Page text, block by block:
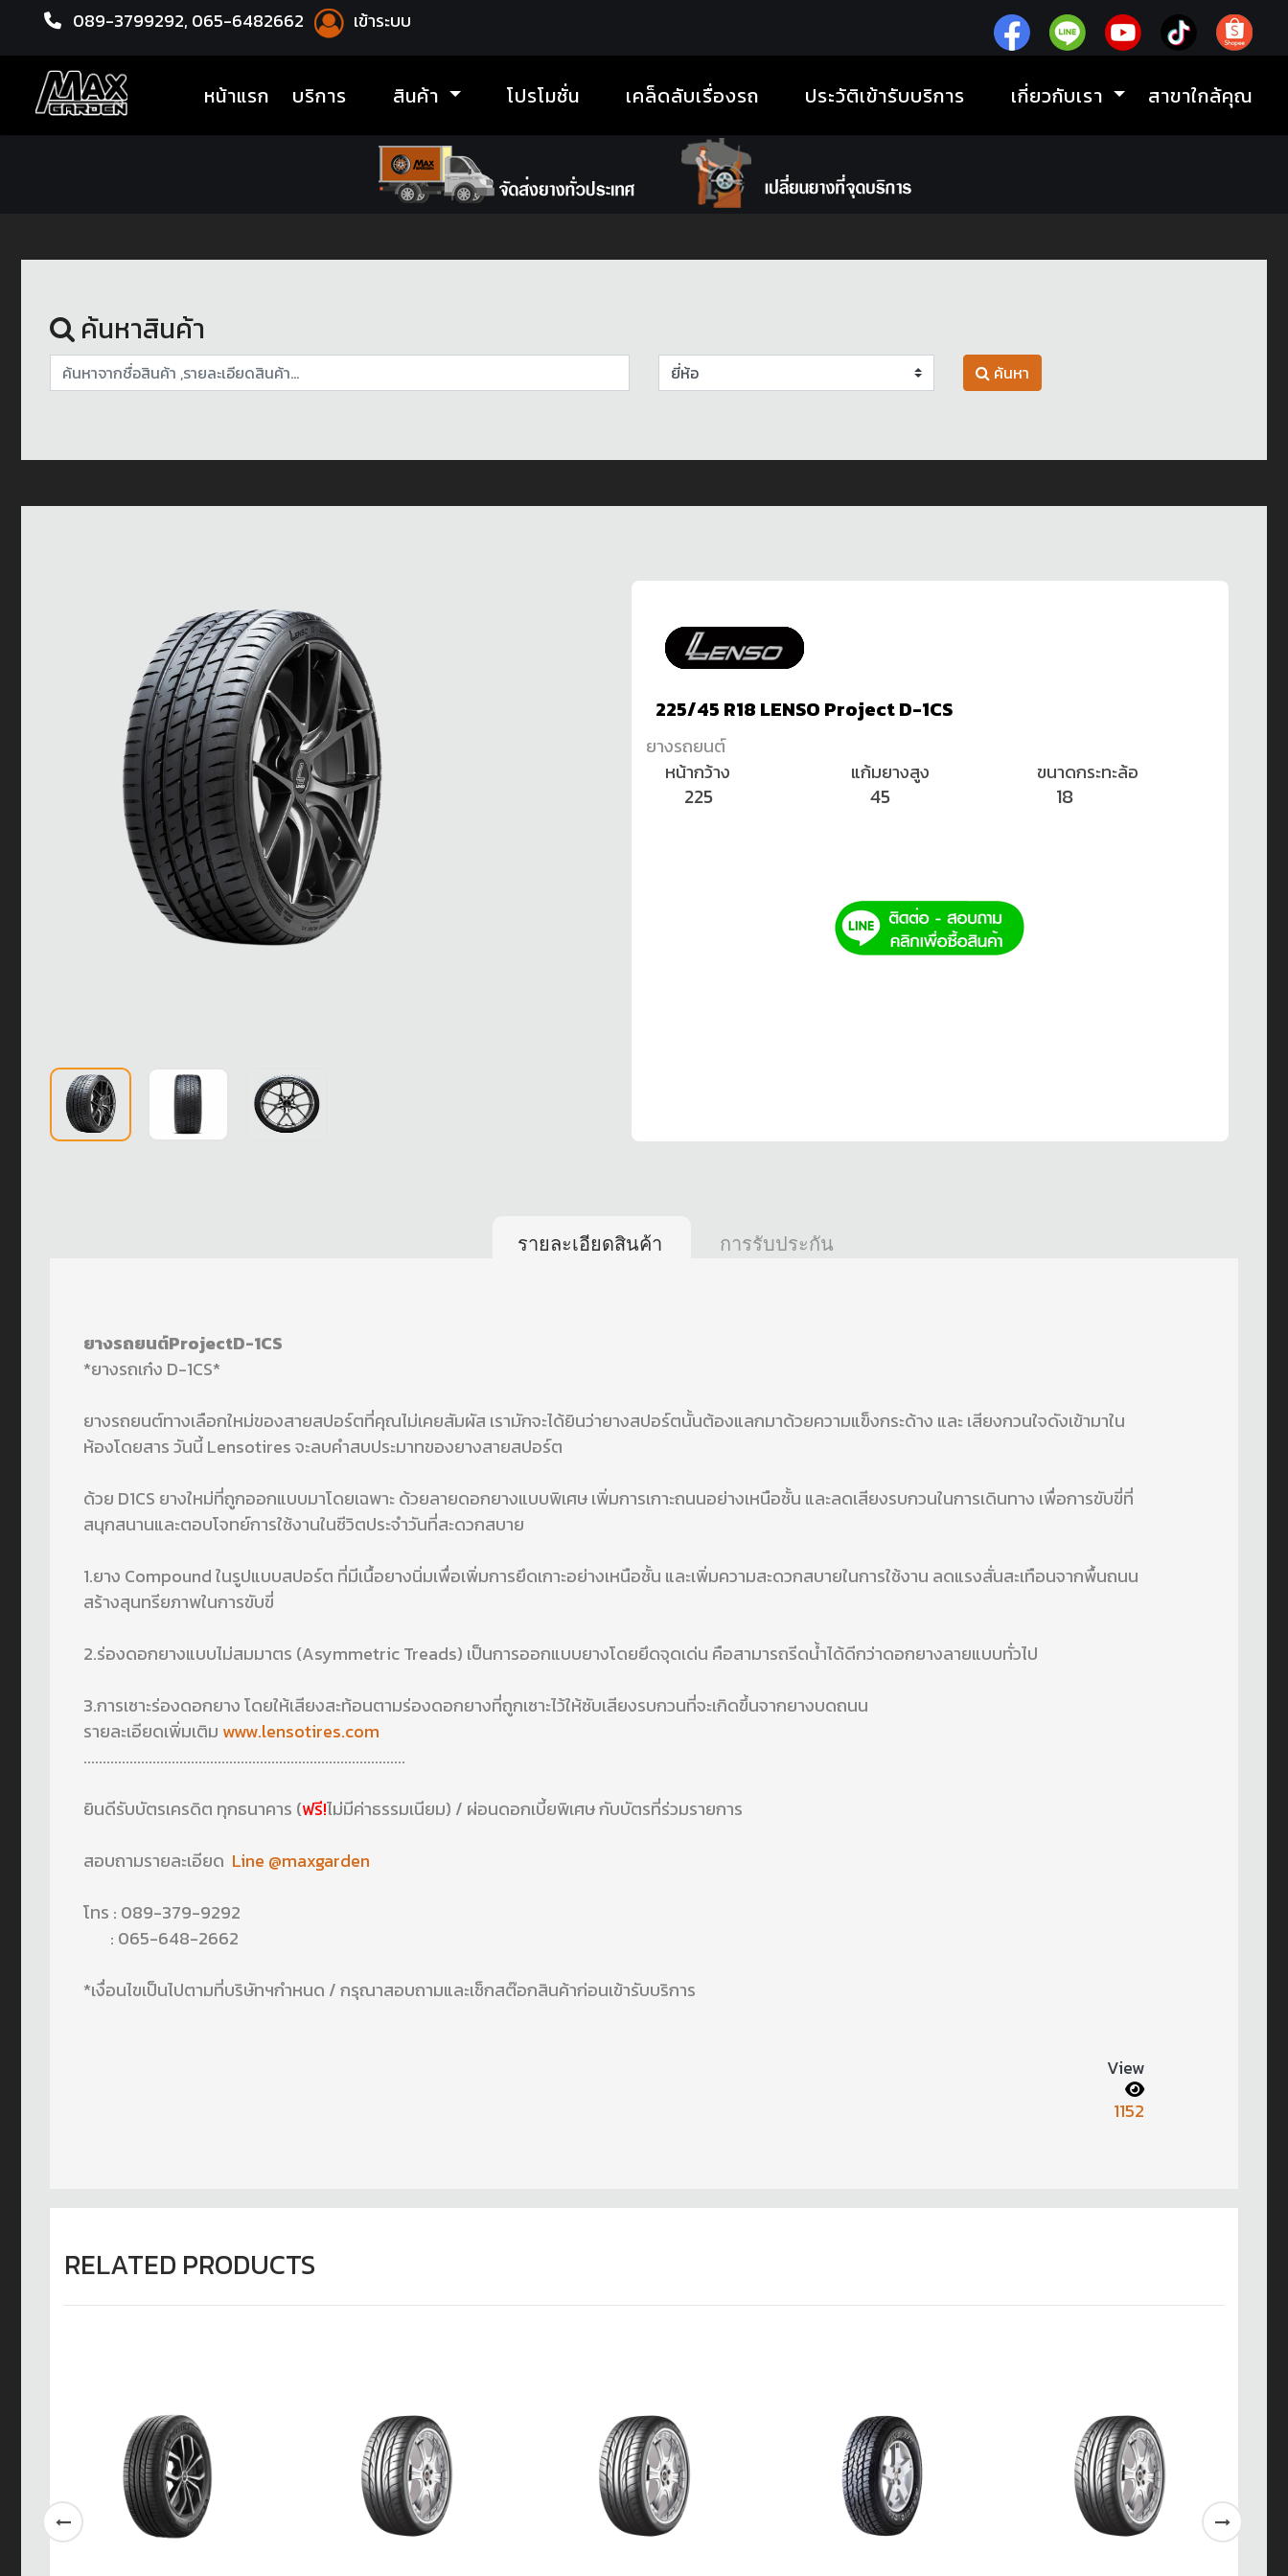
089-3799292, 065-6482662 เข้าระบบ
หน้าแรก(current)
บริการ สินค้า โปรโมชั่น เคล็ดลับเรื่องรถ ประวัติเข้ารับบริการ เกี่ยวกับเรา สาขาใกล้คุณ
หน้าแรก ยางรถยนต์
ค้นหาสินค้า
ค้นหา
225/45 R18 LENSO Project D-1CS
ยางรถยนต์
หน้ากว้าง
225
แก้มยางสูง
45
ขนาดกระทะล้อ
18
รายละเอียดสินค้า การรับประกัน
ยางรถยนต์ProjectD-1CS
*ยางรถเก๋ง D-1CS*
ยางรถยนต์ทางเลือกใหม่ของสายสปอร์ตที่คุณไม่เคยสัมผัส เรามักจะได้ยินว่ายางสปอร์ตนั้นต้องแลกมาด้วยความแข็งกระด้าง และ เสียงกวนใจดังเข้ามาใน
ห้องโดยสาร วันนี้ Lensotires จะลบคำสบประมาทของยางสายสปอร์ต
ด้วย D1CS ยางใหม่ที่ถูกออกแบบมาโดยเฉพาะ ด้วยลายดอกยางแบบพิเศษ เพิ่มการเกาะถนนอย่างเหนือชั้น และลดเสียงรบกวนในการเดินทาง เพื่อการขับขี่ที่
สนุกสนานและตอบโจทย์การใช้งานในชีวิตประจำวันที่สะดวกสบาย
1.ยาง Compound ในรูปแบบสปอร์ต ที่มีเนื้อยางนิ่มเพื่อเพิ่มการยึดเกาะอย่างเหนือชั้น และเพิ่มความสะดวกสบายในการใช้งาน ลดแรงสั่นสะเทือนจากพื้นถนน
สร้างสุนทรียภาพในการขับขี่
2.ร่องดอกยางแบบไม่สมมาตร (Asymmetric Treads) เป็นการออกแบบยางโดยยึดจุดเด่น คือสามารถรีดน้ำได้ดีกว่าดอกยางลายแบบทั่วไป
3.การเซาะร่องดอกยาง โดยให้เสียงสะท้อนตามร่องดอกยางที่ถูกเซาะไว้ให้ซับเสียงรบกวนที่จะเกิดขึ้นจากยางบดถนน
รายละเอียดเพิ่มเติม www.lensotires.com
....................................................................................
ยินดีรับบัตรเครดิต ทุกธนาคาร (ฟรี!ไม่มีค่าธรรมเนียม) / ผ่อนดอกเบี้ยพิเศษ กับบัตรที่ร่วมรายการ
สอบถามรายละเอียด Line @maxgarden
โทร : 089-379-9292
: 065-648-2662
*เงื่อนไขเป็นไปตามที่บริษัทฯกำหนด / กรุณาสอบถามและเช็กสต๊อกสินค้าก่อนเข้ารับบริการ
View
1152
RELATED PRODUCTS